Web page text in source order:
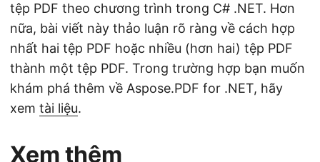
tệp PDF theo chương trình trong C# .NET. Hơn
nữa, bài viết này thảo luận rõ ràng về cách hợp
nhất hai tệp PDF hoặc nhiều (hơn hai) tệp PDF
thành một tệp PDF. Trong trường hợp bạn muốn
khám phá thêm về Aspose.PDF for .NET, hãy
xem tài liệu.
Xem thêm